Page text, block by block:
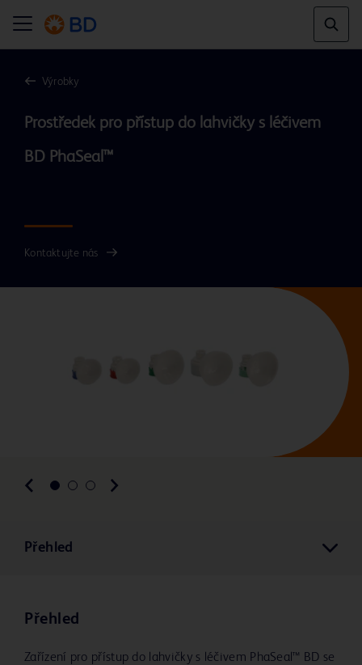
Výrobky
Prostředek pro přístup do lahvičky s léčivem
BD PhaSeal™
Kontaktujte nás
Přehled
Přehled
Zařízení pro přístup do lahvičky s léčivem PhaSeal™ BD se